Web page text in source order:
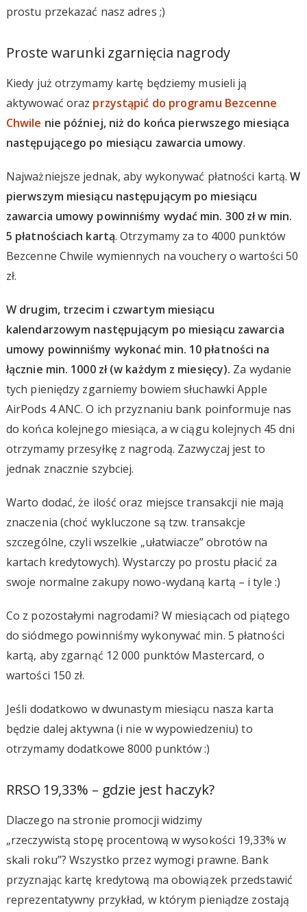
prostu przekazać nasz adres ;)
Proste warunki zgarnięcia nagrody
Kiedy już otrzymamy kartę będziemy musieli ją
aktywować oraz przystąpić do programu Bezcenne
Chwile nie później, niż do końca pierwszego miesiąca
następującego po miesiącu zawarcia umowy.
Najważniejsze jednak, aby wykonywać płatności kartą.W
pierwszym miesiącu następującym po miesiącu
zawarcia umowy powinniśmy wydać min. 300 zł w min.
5 płatnościach kartą. Otrzymamy za to 4000 punktów
Bezcenne Chwile wymiennych na vouchery o wartości 50
zł.
W drugim, trzecim i czwartym miesiącu
kalendarzowym następującym po miesiącu zawarcia
umowy powinniśmy wykonać min. 10 płatności na
łącznie min. 1000 zł (w każdym z miesięcy). Za wydanie
tych pieniędzy zgarniemy bowiem słuchawki Apple
AirPods 4 ANC. O ich przyznaniu bank poinformuje nas
do końca kolejnego miesiąca, a w ciągu kolejnych 45 dni
otrzymamy przesyłkę z nagrodą. Zazwyczaj jest to
jednak znacznie szybciej.
Warto dodać, że ilość oraz miejsce transakcji nie mają
znaczenia (choć wykluczone są tzw. transakcje
szczególne, czyli wszelkie „ułatwiacze” obrotów na
kartach kredytowych). Wystarczy po prostu płacić za
swoje normalne zakupy nowo-wydaną kartą – i tyle :)
Co z pozostałymi nagrodami? W miesiącach od piątego
do siódmego powinniśmy wykonywać min. 5 płatności
kartą, aby zgarnąć 12 000 punktów Mastercard, o
wartości 150 zł.
Jeśli dodatkowo w dwunastym miesiącu nasza karta
będzie dalej aktywna (i nie w wypowiedzeniu) to
otrzymamy dodatkowe 8000 punktów :)
RRSO 19,33% – gdzie jest haczyk?
Dlaczego na stronie promocji widzimy
„rzeczywistą stopę procentową w wysokości 19,33% w
skali roku”? Wszystko przez wymogi prawne. Bank
przyznając kartę kredytową ma obowiązek przedstawić
reprezentatywny przykład, w którym pieniądze zostają